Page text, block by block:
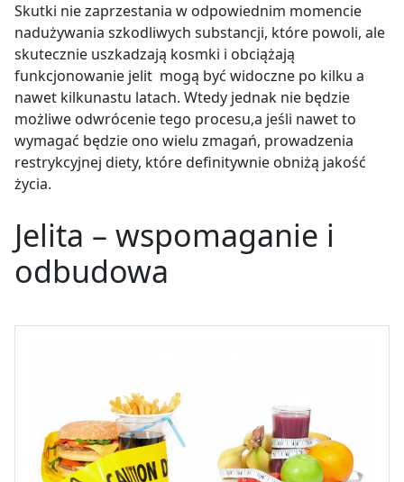
Skutki nie zaprzestania w odpowiednim momencie
nadużywania szkodliwych substancji, które powoli, ale
skutecznie uszkadzają kosmki i obciążają
funkcjonowanie jelit mogą być widoczne po kilku a
nawet kilkunastu latach. Wtedy jednak nie będzie
możliwe odwrócenie tego procesu,a jeśli nawet to
wymagać będzie ono wielu zmagań, prowadzenia
restrykcyjnej diety, które definitywnie obniżą jakość
życia.
Jelita – wspomaganie i
odbudowa